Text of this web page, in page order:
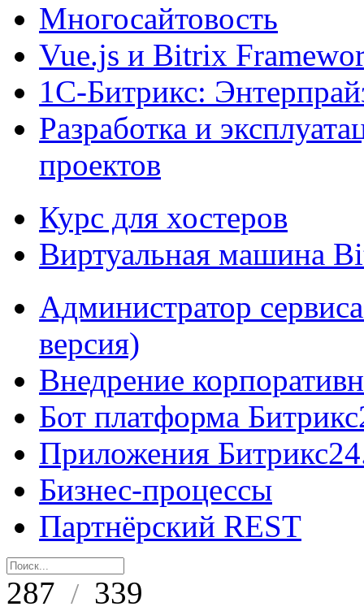
Многосайтовость
Vue.js и Bitrix
1С-Битрикс:
Разработка и
проектов
Курс для хостеров
Виртуальная машина
Администратор
версия)
Внедрение
Бот платформа
Приложения
Бизнес-процессы
Партнёрский REST
287 / 339